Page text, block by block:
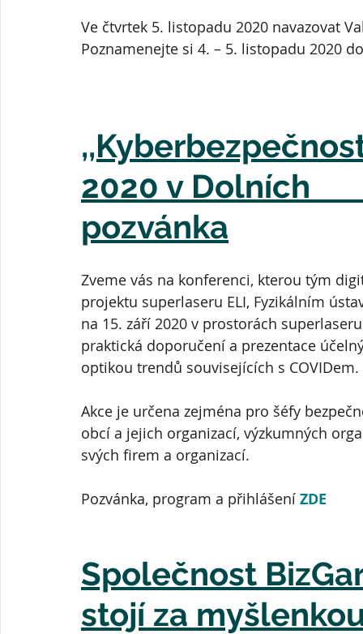
Ve čtvrtek 5. listopadu 2020 navazovat
Poznamenejte si 4. – 5. listopadu 2020
2020 v Dolních
pozvánka
Zveme vás na konferenci, kterou tým
projektu superlaseru ELI, Fyzikálním
na 15. září 2020 v prostorách
praktická doporučení a prezentace
optikou trendů souvisejících s COVIDem.
Akce je určena zejména pro šéfy
obcí a jejich organizací, výzkumných
svých firem a organizací.
Pozvánka, program a přihlášení ZDE
Společnost
stojí za